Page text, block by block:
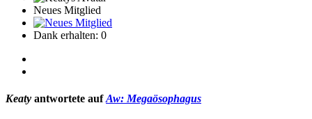
Neues Mitglied
Dank erhalten: 0
Keaty antwortete aufAw: Megaösophagus